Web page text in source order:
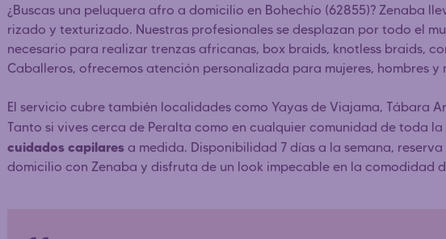
¿Buscas una peluquera afro a domicilio en Bohechío (62855)? Zenaba
rizado y texturizado. Nuestras profesionales se desplazan por todo el
necesario para realizar trenzas africanas, box braids, knotless braids,
Caballeros, ofrecemos atención personalizada para mujeres, hombres y
El servicio cubre también localidades como Yayas de Viajama, Tábara
Tanto si vives cerca de Peralta como en cualquier comunidad de toda
cuidados capilares a medida. Disponibilidad 7 días a la semana,
domicilio con Zenaba y disfruta de un look impecable en la comodidad